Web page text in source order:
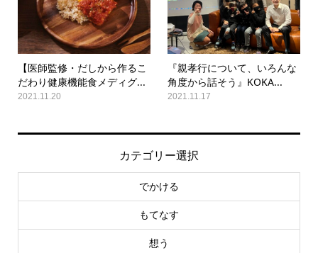
【医師監修・だしから作るこ
だわり健康機能食メディグ...
2021.11.20
『親孝行について、いろんな
角度から話そう』KOKA...
2021.11.17
カテゴリー選択
でかける
もてなす
想う